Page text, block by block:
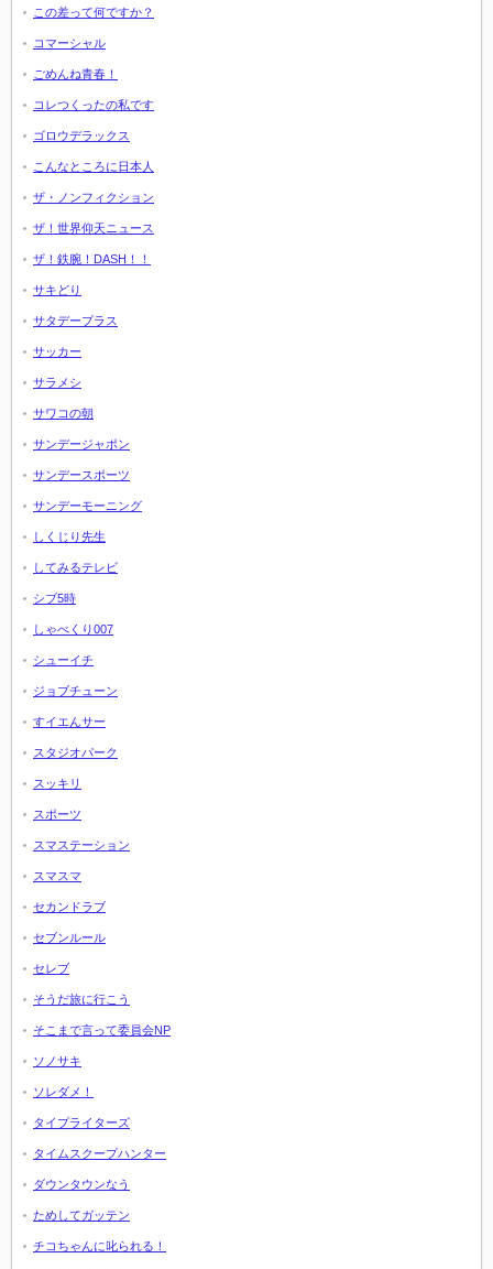
この差って何ですか？
コマーシャル
ごめんね青春！
コレつくったの私です
ゴロウデラックス
こんなところに日本人
ザ・ノンフィクション
ザ！世界仰天ニュース
ザ！鉄腕！DASH！！
サキどり
サタデープラス
サッカー
サラメシ
サワコの朝
サンデージャポン
サンデースポーツ
サンデーモーニング
しくじり先生
してみるテレビ
シブ5時
しゃべくり007
シューイチ
ジョブチューン
すイエんサー
スタジオパーク
スッキリ
スポーツ
スマステーション
スマスマ
セカンドラブ
セブンルール
セレブ
そうだ旅に行こう
そこまで言って委員会NP
ソノサキ
ソレダメ！
タイプライターズ
タイムスクープハンター
ダウンタウンなう
ためしてガッテン
チコちゃんに叱られる！